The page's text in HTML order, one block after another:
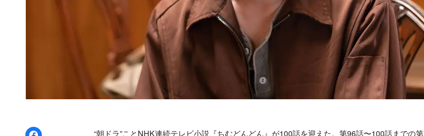
“朝ドラ”ことNHK連続テレビ小説『ちむどんどん』が100話を迎えた。第96話〜100話までの第